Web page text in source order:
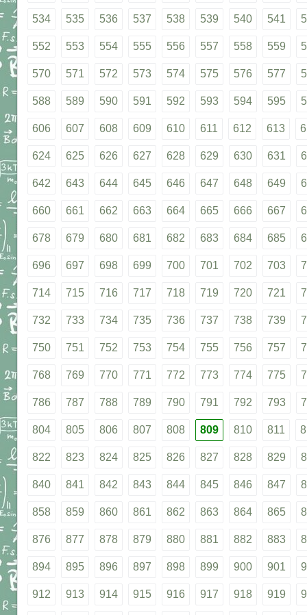
534 535 536 537 538 539 540 541
552 553 554 555 556 557 558 559
570 571 572 573 574 575 576 577
588 589 590 591 592 593 594 595
606 607 608 609 610 611 612 613
624 625 626 627 628 629 630 631
642 643 644 645 646 647 648 649
660 661 662 663 664 665 666 667
678 679 680 681 682 683 684 685
696 697 698 699 700 701 702 703
714 715 716 717 718 719 720 721
732 733 734 735 736 737 738 739
750 751 752 753 754 755 756 757
768 769 770 771 772 773 774 775
786 787 788 789 790 791 792 793
804 805 806 807 808 809 810 811
822 823 824 825 826 827 828 829
840 841 842 843 844 845 846 847
858 859 860 861 862 863 864 865
876 877 878 879 880 881 882 883
894 895 896 897 898 899 900 901
912 913 914 915 916 917 918 919